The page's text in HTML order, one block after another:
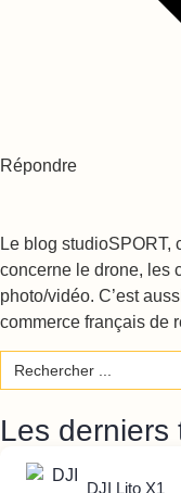
Répondre
Le blog studioSPORT,
concerne le drone, les
photo/vidéo. C’est
commerce français de
Search
for:
Les derniers
DJI Lito X1